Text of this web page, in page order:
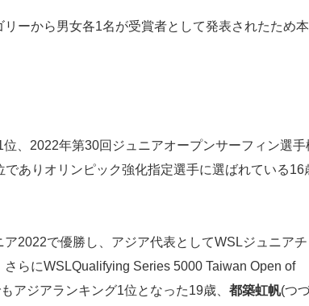
ーから男女各1名が受賞者として発表されたため
、2022年第30回ジュニアオープンサーフィン選手
ありオリンピック強化指定選手に選ばれている16
2022で優勝し、アジア代表としてWSLジュニア
らにWSLQualifying Series 5000 Taiwan Open of
アジアランキング1位となった19歳、 都築虹帆(つ